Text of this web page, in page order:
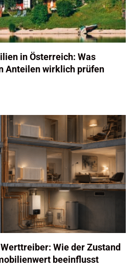
in Österreich: Was
Anteilen wirklich prüfen
Wie der Zustand
beeinflusst